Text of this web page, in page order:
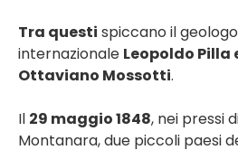
Tra questi spiccano il
internazionale Leopoldo Pilla
Ottaviano Mossotti.
Il 29 maggio 1848, nei pressi
Montanara, due piccoli paesi